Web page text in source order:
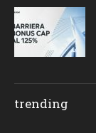
trending